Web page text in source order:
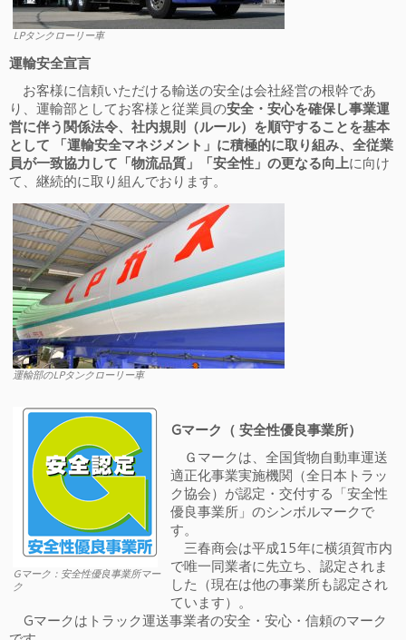
LPタンクローリー車
運輸安全宣言
お客様に信頼いただける輸送の安全は会社経営の根幹であ
り、運輸部としてお客様と従業員の安全・安心を確保し事業運
営に伴う関係法令、社内規則（ルール）を順守することを基本
として 「運輸安全マネジメント」に積極的に取り組み、全従業
員が一致協力して「物流品質」「安全性」の更なる向上に向け
て、継続的に取り組んでおります。
運輸部のLPタンクローリー車
Gマーク：安全性優良事業所マー
ク
Gマーク（ 安全性優良事業所）
Ｇマークは、全国貨物自動車運送
適正化事業実施機関（全日本トラッ
ク協会）が認定・交付する「安全性
優良事業所」のシンボルマークで
す。
三春商会は平成15年に横須賀市内
で唯一同業者に先立ち、認定されま
した（現在は他の事業所も認定され
ています）。
Gマークはトラック運送事業者の安全・安心・信頼のマーク